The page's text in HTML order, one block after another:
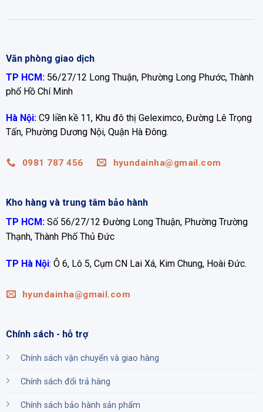
Văn phòng giao dịch
TP HCM: 56/27/12 Long Thuận, Phường Long Phước, Thành
phố Hồ Chí Minh
Hà Nội:C9 liền kề 11, Khu đô thị Geleximco, Đường Lê Trọng
Tấn, Phường Dương Nội, Quận Hà Đông.
0981 787 456 hyundainha@gmail.com
Kho hàng và trung tâm bảo hành
TP HCM: Số 56/27/12 Đường Long Thuận, Phường Trường
Thạnh, Thành Phố Thủ Đức
TP Hà Nội: Ô 6, Lô 5, Cụm CN Lai Xá, Kim Chung, Hoài Đức.
hyundainha@gmail.com
Chính sách - hỗ trợ
Chính sách vận chuyển và giao hàng
Chính sách đổi trả hàng
Chính sách bảo hành sản phẩm